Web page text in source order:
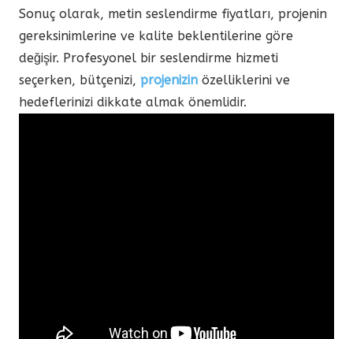
Sonuç olarak, metin seslendirme fiyatları, projenin
gereksinimlerine ve kalite beklentilerine göre
değişir. Profesyonel bir seslendirme hizmeti
seçerken, bütçenizi, projenizin özelliklerini ve
hedeflerinizi dikkate almak önemlidir.